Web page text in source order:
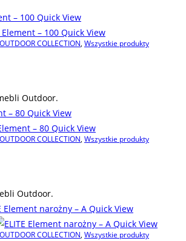
Quick View
Quick View
COLLECTION, Wszystkie produkty
Outdoor.
Quick View
Quick View
COLLECTION, Wszystkie produkty
Outdoor.
Quick View
Quick View
COLLECTION, Wszystkie produkty